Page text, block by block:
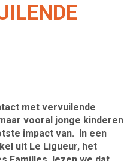
met vervuilende
vooral jonge kinderen
impact van. In een
uit Le Ligueur, het